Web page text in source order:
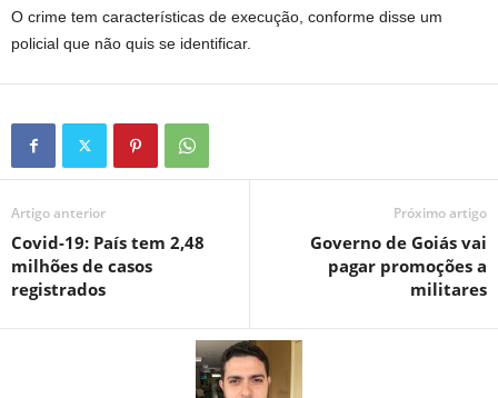
O crime tem características de execução, conforme disse um
policial que não quis se identificar.
Artigo anterior
Covid-19: País tem 2,48
milhões de casos
registrados
Próximo artigo
Governo de Goiás vai
pagar promoções a
militares